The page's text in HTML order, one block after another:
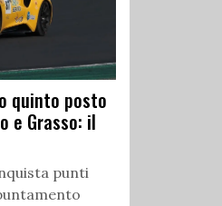
quinto posto
e Grasso: il
punti